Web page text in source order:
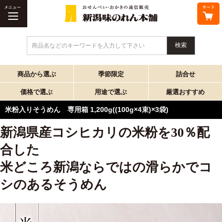
商品名などのキーワードを入力して下さい
商品から選ぶ 季節限定 詰合せ
価格で選ぶ 用途で選ぶ 厳選おすすめ
米粉入りそうめん 専用箱 1,200g((100g×4束)×3袋)
新潟県産コシヒカリの米粉を30％配
合した
米どころ新潟ならではの滑らかでコ
シのあるそうめん